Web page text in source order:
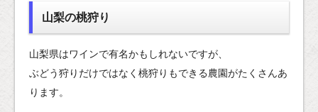
山梨の桃狩り
山梨県はワインで有名かもしれないですが、
ぶどう狩りだけではなく桃狩りもできる農園がたくさんあ
ります。